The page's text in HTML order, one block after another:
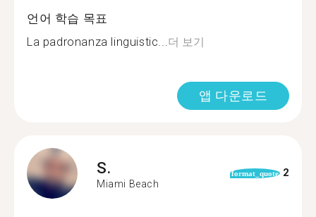
언어 학습 목표
La padronanza linguistic... 더 보기
앱 다운로드
S.
Miami Beach
format_quote 2